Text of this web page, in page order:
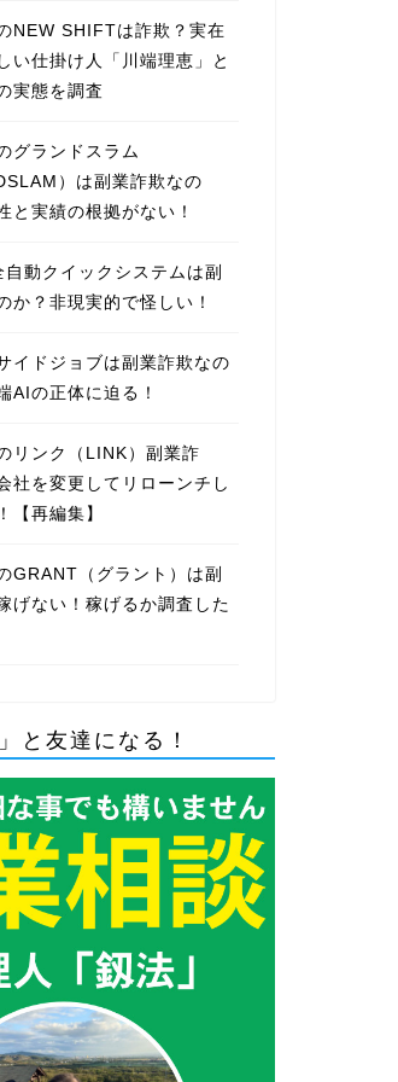
NEW SHIFTは詐欺？実在
い仕掛け人「川端理恵」と
実態を調査
グランドスラム
）は副業詐欺なの
と実績の根拠がない！
動クイックシステムは副
か？非現実的で怪しい！
イドジョブは副業詐欺なの
AIの正体に迫る！
リンク（LINK）副業詐
社を変更してリローンチし
【再編集】
GRANT（グラント）は副
げない！稼げるか調査した
と友達になる！